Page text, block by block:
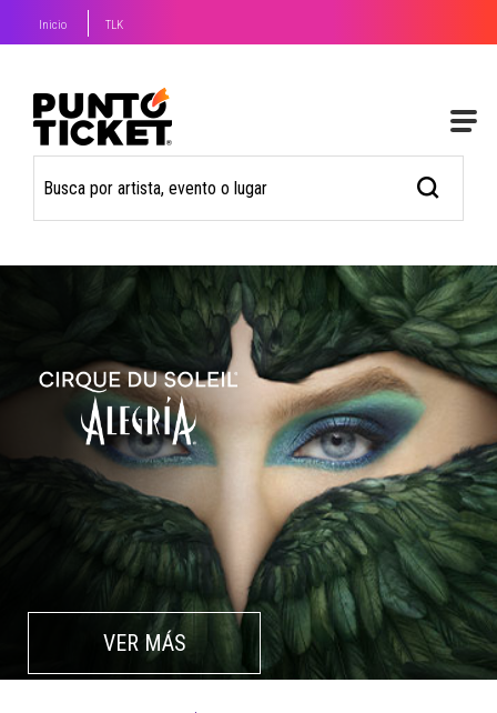
Inicio TLK
VER MÁS